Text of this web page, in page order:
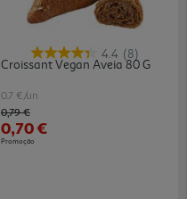
4.4 (8)
Croissant Vegan Aveia 80 G
0.7 €/un
Price reduced from
0,79 €to
0,70 €
Promoção